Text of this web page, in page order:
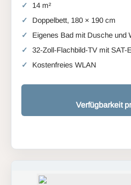
14 m²
Doppelbett, 180 × 190 cm
Eigenes Bad mit Dusche und
32-Zoll-Flachbild-TV mit SAT-
Kostenfreies WLAN
Verfügbarkeit